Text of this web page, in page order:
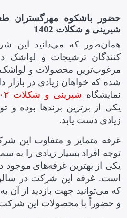
حضور باشکوه مهرگستران
شیرینی و شکلات 1402
همان‌طور که می‌دانید این
کنندگان ترشیجات و
مرغوب‌ترین محصولات و
شده که خواهان زیادی در بازار
نمایشگاه شیرینی و شکلات ۱۴۰۲ ترش طعم
یکی از برترین برندها بوده و
زیادی دست یابد.
غرفه متمایز و متفاوت این
توجه افراد بسیار زیادی را
یکی از بهترین غرفه‌های موجود
که می‌توانید جهت بازدید از آن
و حضوراً با محصولات این